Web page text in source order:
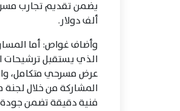
ألف دولار.
وأضاف غواص: أما
الذي يستقبل ترشيحات
المشاركة من خلال لجنة
فنية دقيقة تضمن جودة